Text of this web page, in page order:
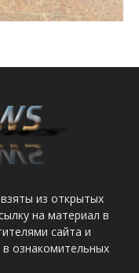
из открытых
на материал в
сайта и
ознакомительных